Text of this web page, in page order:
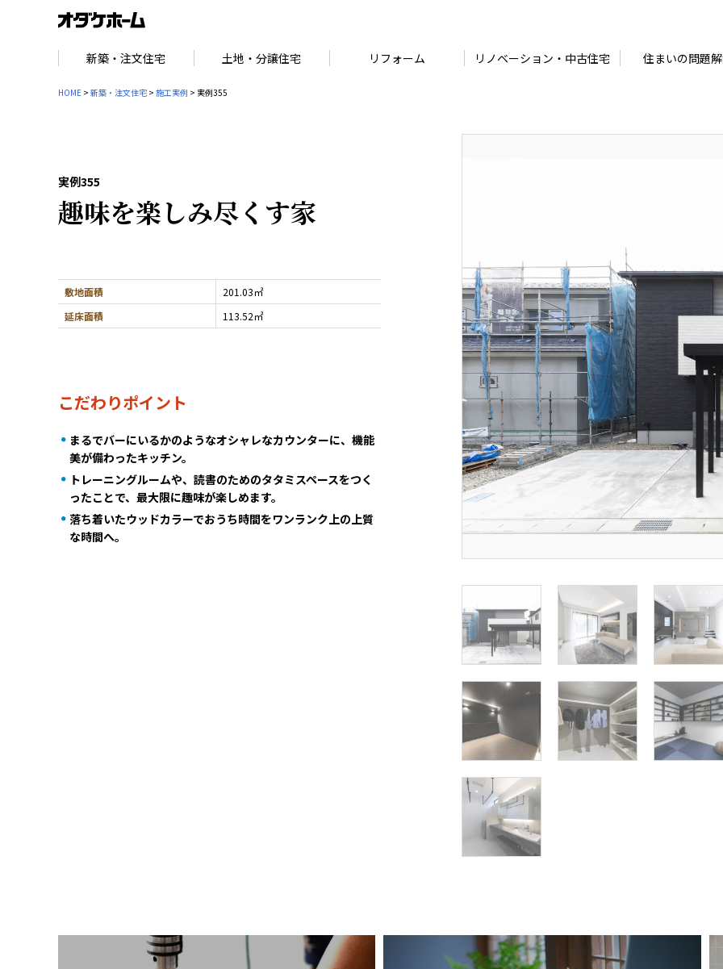
新築・注文住宅 土地・分譲住宅 リフォーム リノベーション・中古住宅 住まいの問題
HOME > 新築・注文住宅 > 施工実例 > 実例355
実例355
趣味を楽しみ尽くす家
敷地面積
201.03㎡
延床面積
113.52㎡
こだわりポイント
まるでバーにいるかのようなオシャレなカウンターに、機能
美が備わったキッチン。
トレーニングルームや、読書のためのタタミスペースをつく
ったことで、最大限に趣味が楽しめます。
落ち着いたウッドカラーでおうち時間をワンランク上の上質
な時間へ。